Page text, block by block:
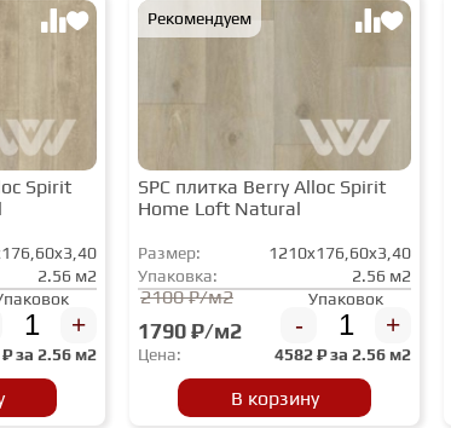
Spirit
2.56 м2
+
₽ за 2.56 м2
Рекомендуем
SPC плитка Berry Alloc Spirit
Home Loft Natural
Размер:
1210x176,60x3,40
Упаковка:
2.56 м2
2100 ₽/м2
1790 ₽/м2
Упаковок
- +
Цена: 4582₽ за 2.56 м2
В корзину